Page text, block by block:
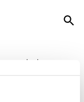
sur le plan
qui sont